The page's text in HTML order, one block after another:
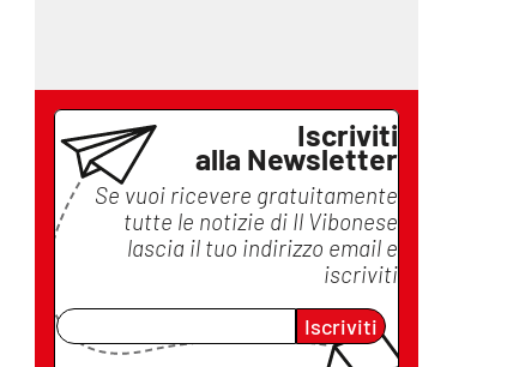
Iscriviti
alla Newsletter
Se vuoi ricevere gratuitamente
tutte le notizie di Il Vibonese
lascia il tuo indirizzo email e
iscriviti
Iscriviti